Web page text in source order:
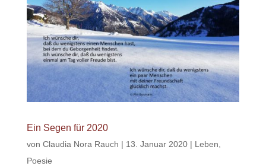
Ein Segen für 2020
von Claudia Nora Rauch | 13. Januar 2020| Leben
Poesie